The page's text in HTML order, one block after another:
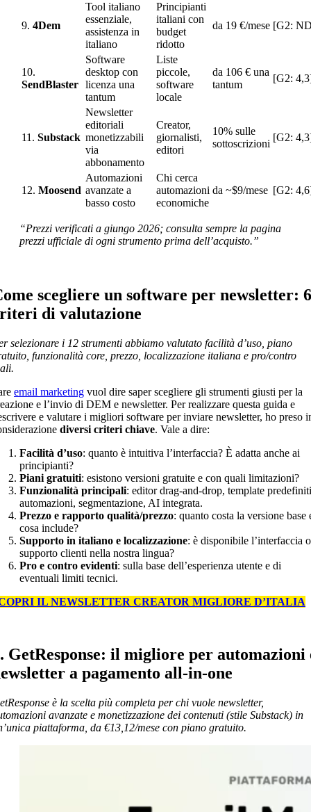
9. 4Dem
Tool italiano
essenziale,
assistenza in
italiano
Principianti
italiani con
budget
ridotto
da 19 €/mese [G2:
10.
SendBlaster
Software
desktop con
licenza una
tantum
Liste
piccole,
software
locale
da 106 € una
tantum
[G2:
11. Substack
Newsletter
editoriali
monetizzabili
via
abbonamento
Creator,
giornalisti,
editori
10% sulle
sottoscrizioni
[G2:
12. Moosend
Automazioni
avanzate a
basso costo
Chi cerca
automazioni
economiche
da ~$9/mese [G2:
“Prezzi verificati a giungo 2026; consulta sempre la pagina
prezzi ufficiale di ogni strumento prima dell’acquisto.”
scegliere un software per newsletter: 6
di valutazione
selezionare i 12 strumenti abbiamo valutato facilità d’uso, piano
funzionalità core, prezzo, localizzazione italiana e pro/contro
email marketing vuol dire saper scegliere gli strumenti giusti per la
e l’invio di DEM e newsletter. Per realizzare questa guida e
e valutare i migliori software per inviare newsletter, ho preso
diversi criteri chiave. Vale a dire:
Facilità d’uso: quanto è intuitiva l’interfaccia? È adatta anche ai
principianti?
Piani gratuiti: esistono versioni gratuite e con quali limitazioni?
Funzionalità principali: editor drag-and-drop, template
automazioni, segmentazione, AI integrata.
Prezzo e rapporto qualità/prezzo: quanto costa la versione base
cosa include?
Supporto in italiano e localizzazione: è disponibile l’interfaccia
supporto clienti nella nostra lingua?
Pro e contro evidenti: sulla base dell’esperienza utente e di
eventuali limiti tecnici.
IL NEWSLETTER CREATOR MIGLIORE D’ITALIA
GetResponse: il migliore per automazioni
a pagamento all-in-one
è la scelta più completa per chi vuole newsletter,
avanzate e monetizzazione dei contenuti (stile Substack) in
piattaforma, da €13,12/mese con piano gratuito.